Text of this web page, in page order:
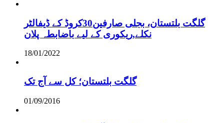
گلگت بلتستان، بجلی صارفین30کروڈ کے ڈیفالٹر
نکلے,ریکوری کے لیے باضابطہ پلان
18/01/2022
گلگت بلتستان؛ کل سے آج تک
01/09/2016